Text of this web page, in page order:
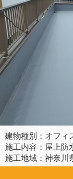
建物種別：オフィ
施工内容：屋上防
施工地域：神奈川